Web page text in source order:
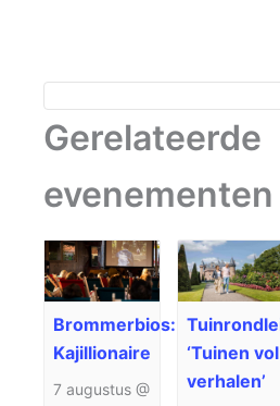
Gerelateerde
evenementen
Brommerbios:
Kajillionaire
7 augustus @
‘Tuinen vol
verhalen’